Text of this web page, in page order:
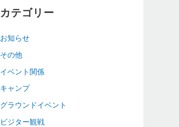
カテゴリー
お知らせ
その他
イベント関係
キャンプ
グラウンドイベント
ビジター観戦